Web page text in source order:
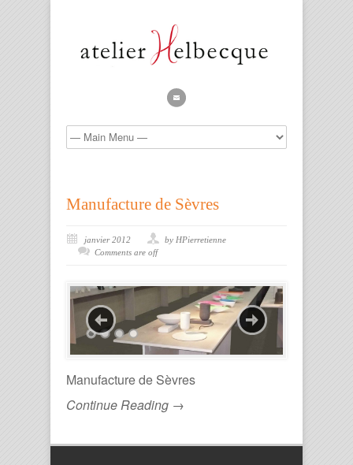
Manufacture de Sèvres
janvier 2012
by HPierretienne
Comments are off
Manufacture de Sèvres
Continue Reading →